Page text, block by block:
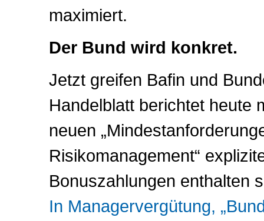
maximiert.
Der Bund wird konkret.
Jetzt greifen Bafin und
Handelblatt berichtet heute
neuen
Risikomanagement“
Bonuszahlungen enthalten
In Managervergütung,